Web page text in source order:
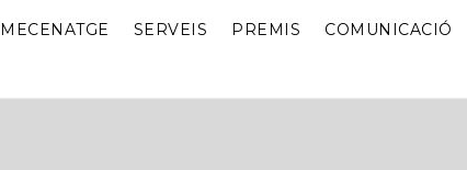
MECENATGE SERVEIS PREMIS COMUNICACIÓ